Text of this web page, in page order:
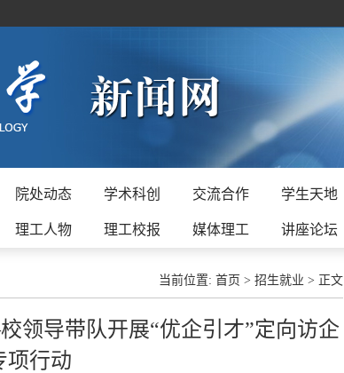
院处动态 学术科创 交流合作 学生天地
理工人物 理工校报 媒体理工 讲座论坛
当前位置: 首页 > 招生就业 > 正文
领导带队开展“优企引才”定向访企
项行动